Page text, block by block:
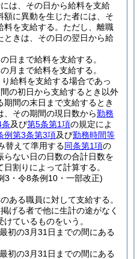
は、その日から給料を支給
額に異動を生じた者には、そ
を支給する。 ただし、離職
ときは、その日の翌日から給
日まで給料を支給する。
月まで給料を支給する。
給料を支給する場合であっ
の初日から支給するとき以外
期間の末日まで支給するとき
、その期間の現日数から勤務
及び第5条第1項の規定によ
例第3条第3項及び勤務時間等
替えて準用する同条第1項の
ない日の日数の合計日数を
割りによって計算する。
3・令8条例10・一部改正)
ある職員に対して支給する。
げる者で他に生計の途がなく
ているものをいう。
初の3月31日までの間にある
初の3月31日までの間にある